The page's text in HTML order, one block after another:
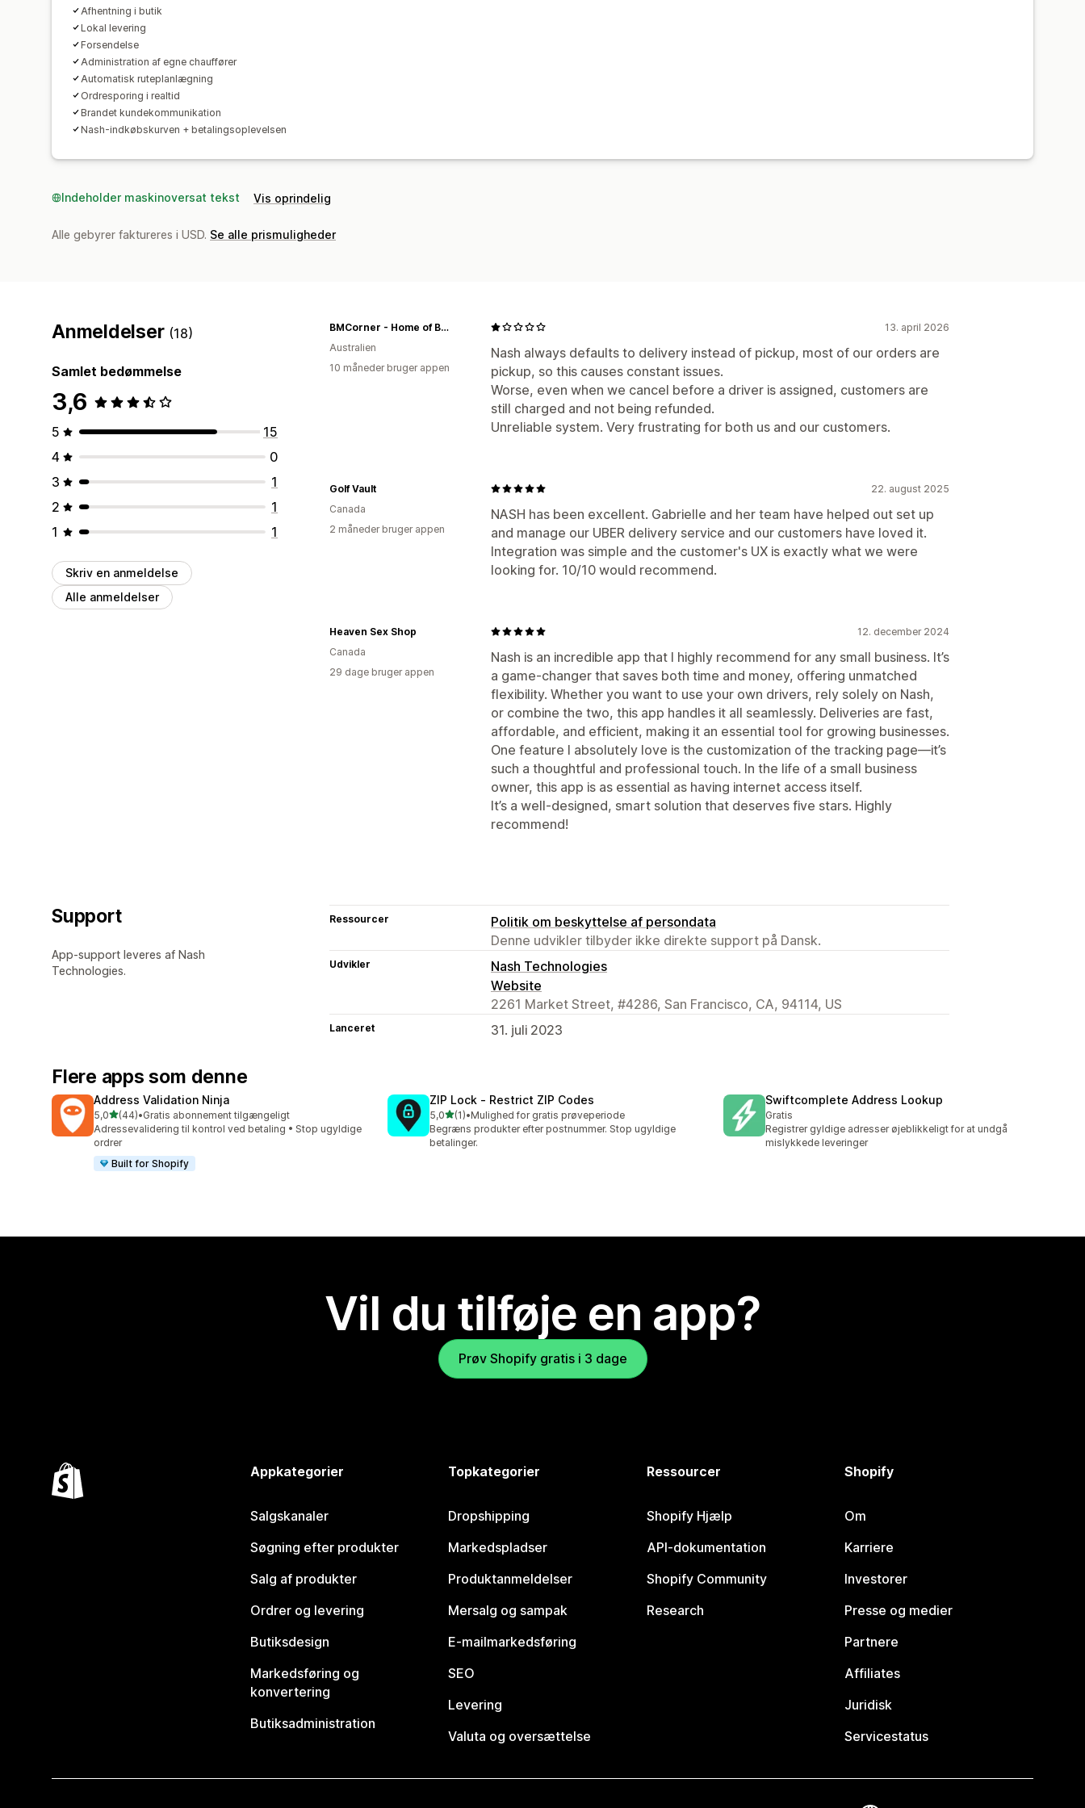
Afhentning i butik
Lokal levering
Forsendelse
Administration af egne chauffører
Automatisk ruteplanlægning
Ordresporing i realtid
Brandet kundekommunikation
Nash-indkøbskurven + betalingsoplevelsen
Indeholder maskinoversat tekst Vis oprindelig
Alle gebyrer faktureres i USD. Se alle prismuligheder
Anmeldelser (18)
Samlet bedømmelse
3,6
5
15
4
0
3
1
2
1
1
1
Skriv en anmeldelse
Alle anmeldelser
13. april 2026
Nash always defaults to delivery instead of pickup, most of our orders are
pickup, so this causes constant issues.
Worse, even when we cancel before a driver is assigned, customers are
still charged and not being refunded.
Unreliable system. Very frustrating for both us and our customers.
BMCorner - Home of Bánh Mì & Phở
Australien
10 måneder bruger appen
22. august 2025
NASH has been excellent. Gabrielle and her team have helped out set up
and manage our UBER delivery service and our customers have loved it.
Integration was simple and the customer's UX is exactly what we were
looking for. 10/10 would recommend.
Golf Vault
Canada
2 måneder bruger appen
12. december 2024
Nash is an incredible app that I highly recommend for any small business. It’s
a game-changer that saves both time and money, offering unmatched
flexibility. Whether you want to use your own drivers, rely solely on Nash,
or combine the two, this app handles it all seamlessly. Deliveries are fast,
affordable, and efficient, making it an essential tool for growing businesses.
One feature I absolutely love is the customization of the tracking page—it’s
such a thoughtful and professional touch. In the life of a small business
owner, this app is as essential as having internet access itself.
It’s a well-designed, smart solution that deserves five stars. Highly
recommend!
Heaven Sex Shop
Canada
29 dage bruger appen
Support
App-support leveres af Nash
Technologies.
Ressourcer
Politik om beskyttelse af persondata
Denne udvikler tilbyder ikke direkte support på Dansk.
Udvikler
Nash Technologies
Website
2261 Market Street, #4286, San Francisco, CA, 94114, US
Lanceret 31. juli 2023
Flere apps som denne
Address Validation Ninja
5,0ud af 5 stjerner
(44)
44 anmeldelser i alt
•Gratis abonnement tilgængeligt
Adressevalidering til kontrol ved betaling • Stop ugyldige
ordrer
Built for Shopify
ZIP Lock ‑ Restrict ZIP Codes
5,0ud af 5 stjerner
(1)
1 anmeldelser i alt
•Mulighed for gratis prøveperiode
Begræns produkter efter postnummer. Stop ugyldige
betalinger.
Swiftcomplete Address Lookup
Gratis
Registrer gyldige adresser øjeblikkeligt for at undgå
mislykkede leveringer
Vil du tilføje en app?
Prøv Shopify gratis i 3 dage
Appkategorier
Salgskanaler
Søgning efter produkter
Salg af produkter
Ordrer og levering
Butiksdesign
Markedsføring og
konvertering
Butiksadministration
Topkategorier
Dropshipping
Markedspladser
Produktanmeldelser
Mersalg og sampak
E-mailmarkedsføring
SEO
Levering
Valuta og oversættelse
Ressourcer
Shopify Hjælp
API-dokumentation
Shopify Community
Research
Shopify
Om
Karriere
Investorer
Presse og medier
Partnere
Affiliates
Juridisk
Servicestatus